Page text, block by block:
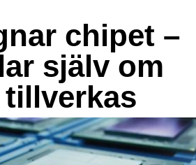
chipet –
själv om